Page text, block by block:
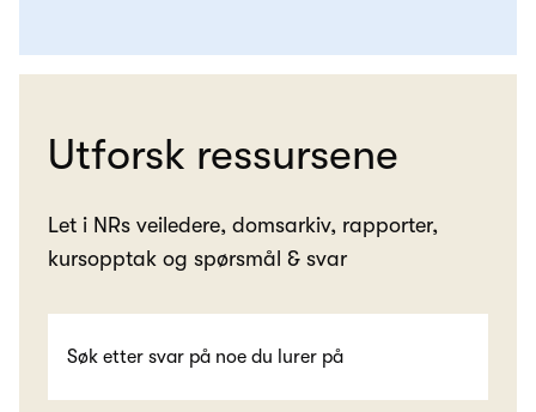
Utforsk ressursene
Let i NRs veiledere, domsarkiv, rapporter,
kursopptak og spørsmål & svar